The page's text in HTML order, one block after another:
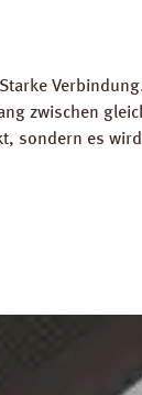
zwischen
sondern es